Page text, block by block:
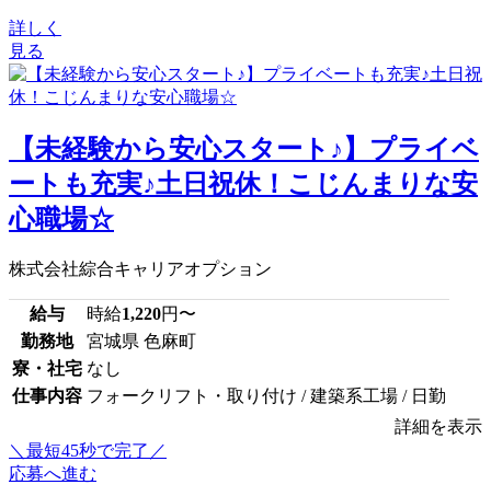
詳しく
見る
【未経験から安心スタート♪】プライベ
ートも充実♪土日祝休！こじんまりな安
心職場☆
株式会社綜合キャリアオプション
給与 時給1,220円〜
勤務地
宮城県 色麻町
寮・社宅 なし
仕事内容 フォークリフト・取り付け / 建築系工場 / 日勤
詳細を表示
＼最短45秒で完了／
応募へ進む